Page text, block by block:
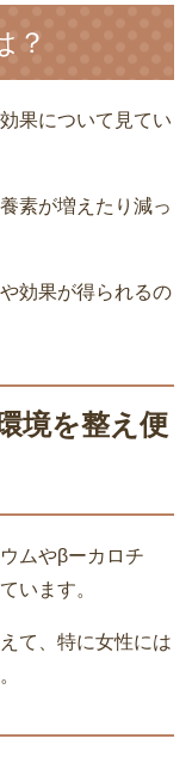
？
果について見てい
素が増えたり減っ
効果が得られるの
境を整え便
ムやβーカロチ
います。
て、特に女性には